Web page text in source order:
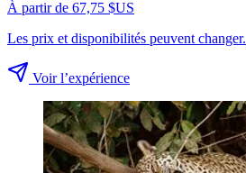
À partir de 67,75 $US
Les prix et disponibilités peuvent changer.
Voir l’expérience